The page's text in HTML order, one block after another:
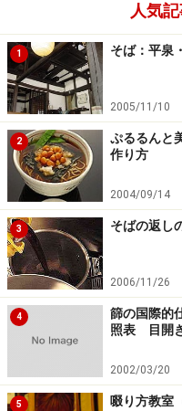
500g打ちなど、少量の
なく、4枚だたみとす
の場合、(2)のステップ
る。
また、左手で包丁をも
考えてプロセスを進めて
【関連記事】
手打ちそば・そば
手打ちそば・のし論
長～い長いそばの打
12歳のそば打ち
人気
1 そば：平泉
2005/11/10
2
ぷるるんと
作り方
2004/09/14
3 そばの返し
2006/11/26
4
篩の国際的
照表 目開
2002/03/20
5 啜り方教室